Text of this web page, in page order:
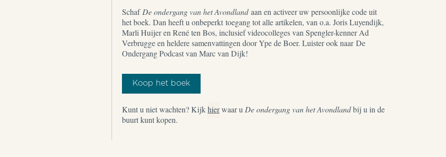
Schaf De ondergang van het Avondlandaan en activeer uw persoonlijke code uit
het boek. Dan heeft u onbeperkt toegang tot alle artikelen, van o.a. Joris Luyendijk,
Marli Huijer en René ten Bos, inclusief videocolleges van Spengler-kenner Ad
Verbrugge en heldere samenvattingen door Ype de Boer. Luister ook naar De
Ondergang Podcast van Marc van Dijk!
Koop het boek
Kunt u niet wachten? Kijkhierwaar u De ondergang van het Avondlandbij u in de
buurt kunt kopen.